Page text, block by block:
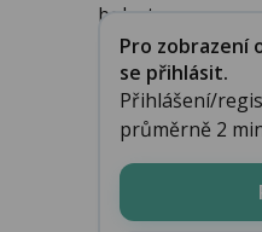
bolest vpr...
Pro zobrazení
se přihlásit.
Přihlášení/
průměrně 2